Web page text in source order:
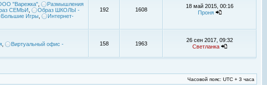
"Варежка"
Размышления
СЕМЬИ
Образ ШКОЛЫ -
Большие Игры
Интернет-
192 1608
18 май 2015, 00:16
Проня
Виртуальный офис -
158 1963
26 сен 2017, 09:32
Светланка
Часовой пояс: UTC + 3 часа